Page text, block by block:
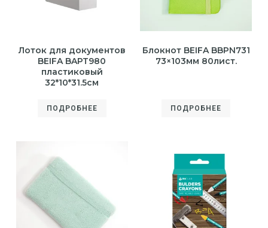
Лоток для документов
BEIFA BAPT980
пластиковый
32*10*31.5см
ПОДРОБНЕЕ
Блокнот BEIFA BBPN731
73×103мм 80лист.
ПОДРОБНЕЕ